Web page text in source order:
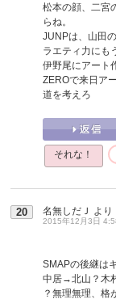
松本の顔、二宮
らね。
JUNPは、山田
ラエティ力にも
伊野尾にアート
ZEROで来日ア
道を考えろ
それな！
20 名無しだＪ より
2015年12月3日
SMAPの後継は
中居→北山？木
？無理無理、格